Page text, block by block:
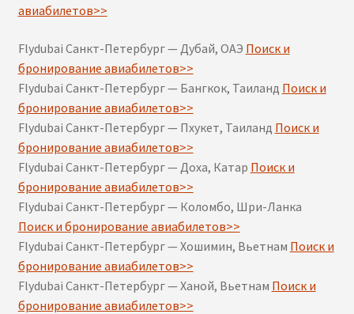
авиабилетов>>
Flydubai Санкт-Петербург — Дубай, ОАЭ Поиск и
бронирование авиабилетов>>
Flydubai Санкт-Петербург — Бангкок, Таиланд Поиск и
бронирование авиабилетов>>
Flydubai Санкт-Петербург — Пхукет, Таиланд Поиск и
бронирование авиабилетов>>
Flydubai Санкт-Петербург — Доха, Катар Поиск и
бронирование авиабилетов>>
Flydubai Санкт-Петербург — Коломбо, Шри-Ланка
Поиск и бронирование авиабилетов>>
Flydubai Санкт-Петербург — Хошимин, Вьетнам Поиск и
бронирование авиабилетов>>
Flydubai Санкт-Петербург — Ханой, Вьетнам Поиск и
бронирование авиабилетов>>